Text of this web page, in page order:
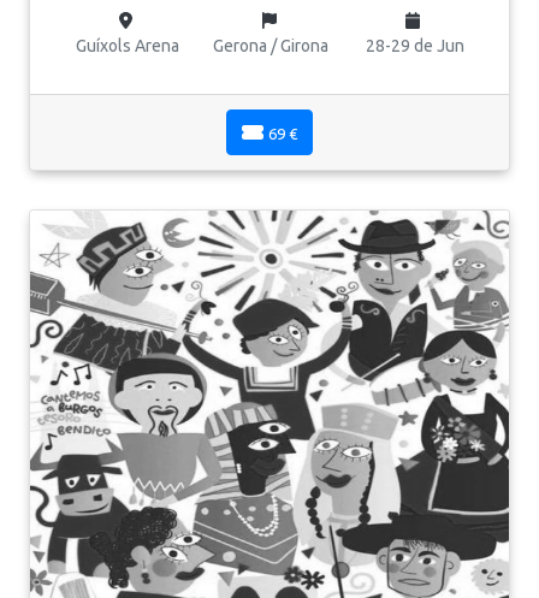
Guíxols Arena Gerona / Girona 28-29 de Jun
69 €